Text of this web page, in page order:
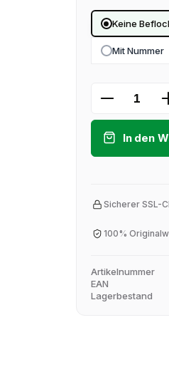
Keine
Mit Nummer
Produkt
In den
Sicherer SSL-
100%
Artikelnummer
EAN
Lagerbestand